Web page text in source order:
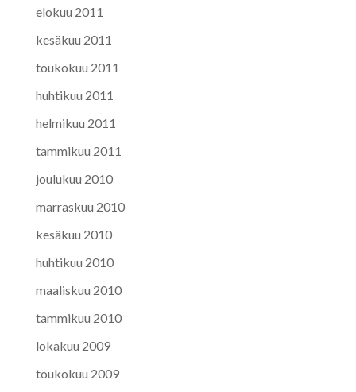
elokuu 2011
kesäkuu 2011
toukokuu 2011
huhtikuu 2011
helmikuu 2011
tammikuu 2011
joulukuu 2010
marraskuu 2010
kesäkuu 2010
huhtikuu 2010
maaliskuu 2010
tammikuu 2010
lokakuu 2009
toukokuu 2009